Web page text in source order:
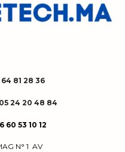
81 28 36
05 24 20 48 84
60 53 10 12
N° 1 AV